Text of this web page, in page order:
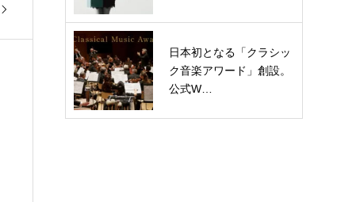
日本初となる「クラシッ
ク音楽アワード」創設。
公式W…